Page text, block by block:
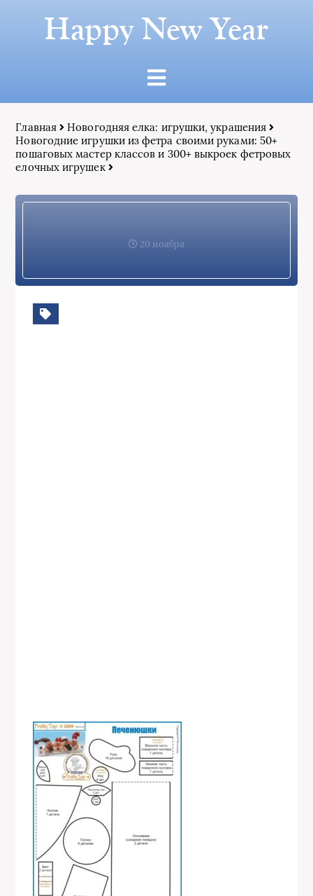
Happy New Year
Главная
Новогодняя елка: игрушки, украшения
Новогодние игрушки из фетра своими руками: 50+
пошаговых мастер классов и 300+ выкроек фетровых
елочных игрушек
20 ноября